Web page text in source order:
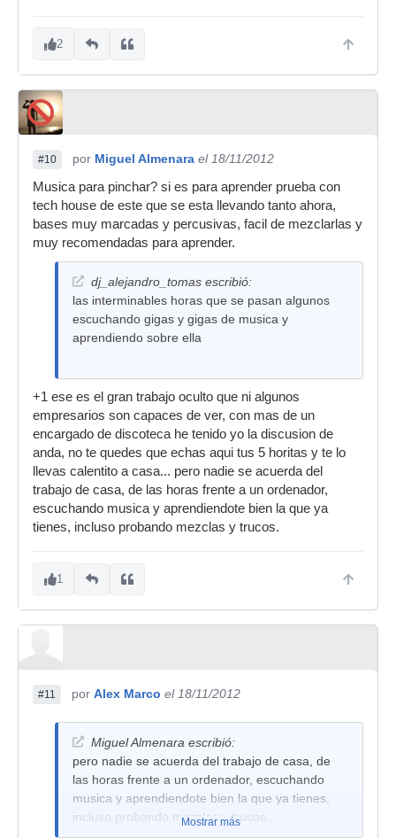
2
#10 por Miguel Almenara el 18/11/2012
Musica para pinchar? si es para aprender prueba con
tech house de este que se esta llevando tanto ahora,
bases muy marcadas y percusivas, facil de mezclarlas y
muy recomendadas para aprender.
dj_alejandro_tomas escribió:
las interminables horas que se pasan algunos
escuchando gigas y gigas de musica y
aprendiendo sobre ella
+1 ese es el gran trabajo oculto que ni algunos
empresarios son capaces de ver, con mas de un
encargado de discoteca he tenido yo la discusion de
anda, no te quedes que echas aqui tus 5 horitas y te lo
llevas calentito a casa... pero nadie se acuerda del
trabajo de casa, de las horas frente a un ordenador,
escuchando musica y aprendiendote bien la que ya
tienes, incluso probando mezclas y trucos.
1
#11 por Alex Marco el 18/11/2012
Miguel Almenara escribió:
pero nadie se acuerda del trabajo de casa, de
las horas frente a un ordenador, escuchando
musica y aprendiendote bien la que ya tienes,
incluso probando mezclas y trucos.
Mostrar más